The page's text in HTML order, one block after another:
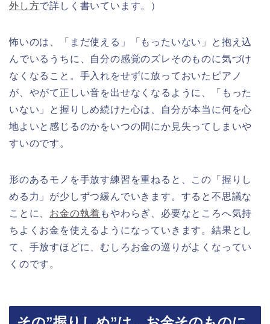
外し方で詳しく書いています。）
怖いのは、「まだ使える」「もったいない」と抱え込
んでいるうちに、自分の感覚のズレそのものに気づけ
なくなること。手入れをせずに放っておいたピアノ
が、やがて正しい音を出せなくなるように、「もった
いない」と握りしめ続けた心は、自分が本当に何を心
地よいと感じるのかをいつの間にか見失ってしまいや
すいのです。
形のあるモノを手放す練習を重ねると、この「握りし
める力」が少しずつ緩んでいきます。すると不思議な
ことに、 お金の執着 もやわらぎ、必要なところへ気持
ちよくお金を使えるようになっていきます。結果とし
て、手放すほどに、むしろお金の巡りがよくなってい
くのです。